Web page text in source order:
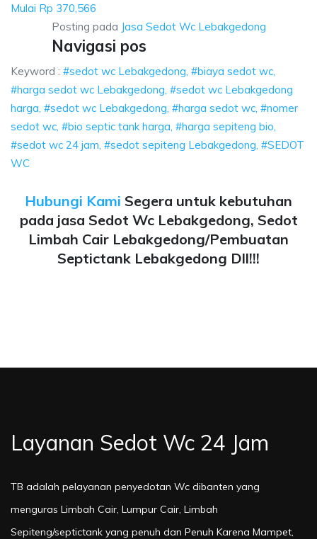
Mulai Rp 370,566
Posting pada Jasa Sedot Wc Lebakgedong
Navigasi pos
Keyword : #sedot wc Lebakgedong, #biaya sedot wc,
#harga sedot wc Lebakgedong, #sedot wc Lebakgedong
harga, #sedot wc Lebakgedong, #harga sedot wc, #nomer
sedot wc, #bio septic tank harga, #harga sepiteng bio,
#sedot wc 24 jam, #sedot sepiteng Lebakgedong, #SEDOT
WC
Hubungi Kami Segera untuk kebutuhan
pada jasa Sedot Wc Lebakgedong, Sedot
Limbah Cair Lebakgedong/Pembuatan
Septictank Lebakgedong Dll!!!
Layanan Sedot Wc 24 Jam
TB adalah pelayanan penyedotan Wc dibanten yang
menguras Limbah Cair, Lumpur Cair, Limbah
Sepiteng/septictank yang penuh dan Penuh Karena Mampet,